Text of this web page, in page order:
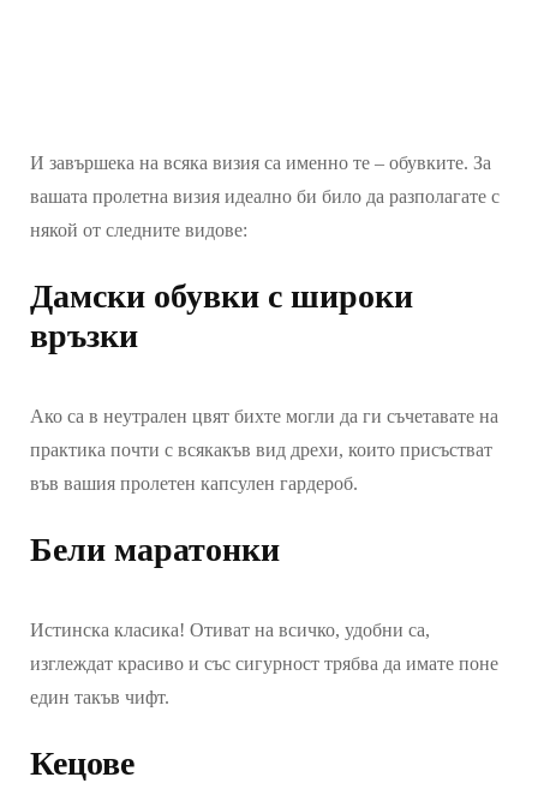
И завършека на всяка визия са именно те – обувките. За
вашата пролетна визия идеално би било да разполагате с
някой от следните видове:
Дамски обувки с широки
връзки
Ако са в неутрален цвят бихте могли да ги съчетавате на
практика почти с всякакъв вид дрехи, които присъстват
във вашия пролетен капсулен гардероб.
Бели маратонки
Истинска класика! Отиват на всичко, удобни са,
изглеждат красиво и със сигурност трябва да имате поне
един такъв чифт.
Кецове